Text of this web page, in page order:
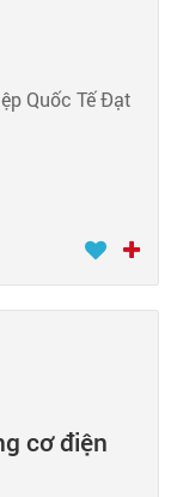
Quốc Tế Đạt
cơ điện